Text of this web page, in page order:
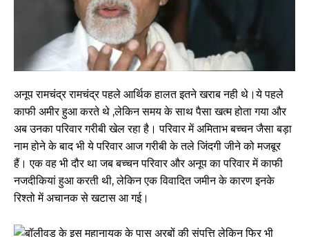
अनूप रामचंद्र रामचंद्र पहले आर्थिक हालत इतने खराब नही थे।ये पहले
काफी अमीर हुआ करते थे ,लेकिन समय के साथ पैसा खत्म होता गया और
अब उनका परिवार गरीबी खेल रहा है। परिवार में अमिताभ बच्चन जैसा बड़ा
नाम होने के बाद भी ये परिवार आज गरीबी के तले जिंदगी जीने को मजबूर
हैं। एक वह भी दौर था जब बच्चन परिवार और अनूप का परिवार में काफी
नजदीकियां हुआ करती थी, लेकिन एक विवादित जमीन के कारण इनके
रिश्तो में अचानक से खटास आ गई।